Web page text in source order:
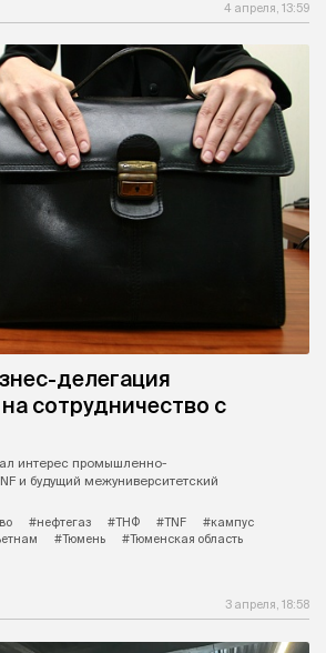
4 апреля, 13:59
делегация
сотрудничество с
интерес промышленно-
и будущий межуниверситетский
#нефтегаз #ТНФ #TNF
#кампус
#Тюмень
#Тюменская область
3 апреля, 18:58